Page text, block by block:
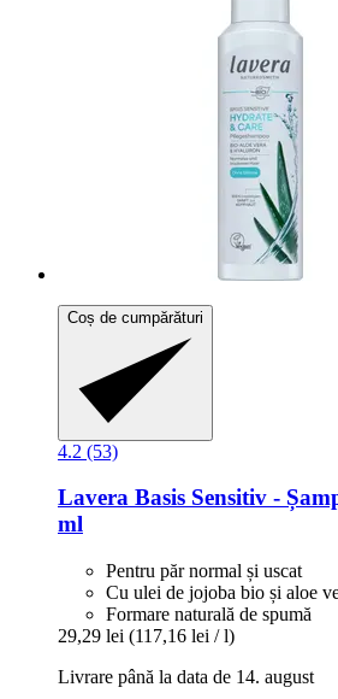
Coș de cumpărături
4.2 (53)
Lavera Basis Sensitiv -​
ml
Pentru păr normal și uscat
Cu ulei de jojoba bio și aloe
Formare naturală de spumă
29,29 lei (117,16 lei / l)
Livrare până la data de 14. august